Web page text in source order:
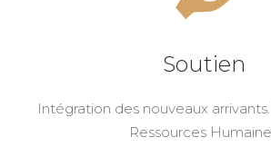
Soutien
Intégration des nouveaux
Ressources